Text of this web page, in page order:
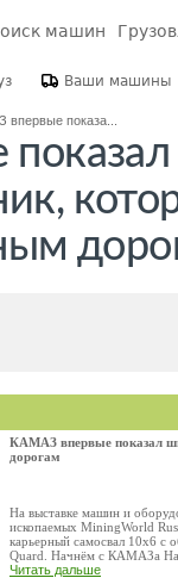
машин
Ваши машины
впервые показа...
КАМАЗ впервые показал
дорогам
На выставке машин и
ископаемых MiningWorld
карьерный самосвал 10х6 с
Quard. Начнём с КАМАЗа
Читать дальше